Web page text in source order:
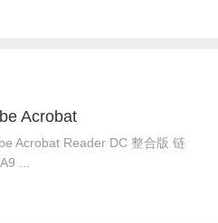
Acrobat
Acrobat Reader DC 整合版 链
...